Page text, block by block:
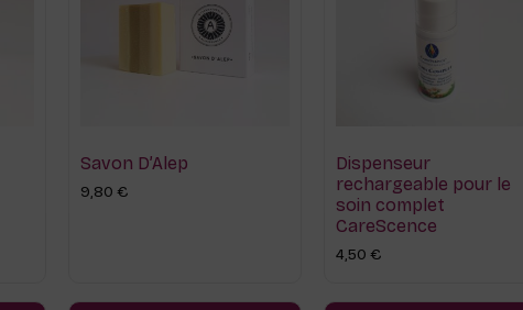
Savon D’Alep
9,80€
Dispenseur
rechargeable pour le
soin complet
CareScence
4,50€